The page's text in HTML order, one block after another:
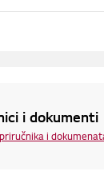
i dokumenti
i